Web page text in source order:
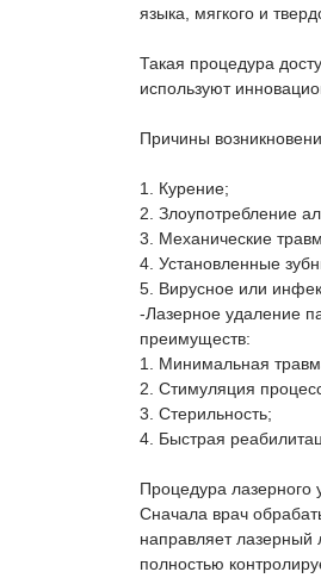
языка, мягкого и
Такая процедура
используют
Причины
1. Курение;
2. Злоупотребление
3. Механические
4. Установленные
5. Вирусное или
-Лазерное удаление
преимуществ:
1. Минимальная
2. Стимуляция
3. Стерильность;
4. Быстрая
Процедура лазерного
Сначала врач
направляет лазерный
полностью